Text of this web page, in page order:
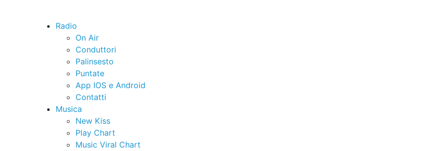
Radio
On Air
Conduttori
Palinsesto
Puntate
App IOS e Android
Contatti
Musica
New Kiss
Play Chart
Music Viral Chart